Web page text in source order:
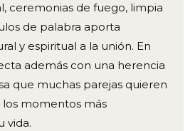
ceremonias de fuego, limpia
de palabra aporta
y espiritual a la unión. En
además con una herencia
que muchas parejas quieren
momentos más
vida.